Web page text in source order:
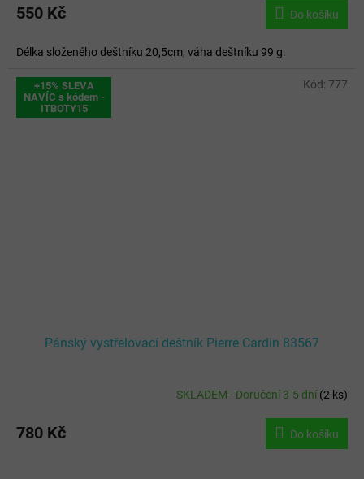
produktu
je
z
hvězdiček.
550 Kč Do košíku
Délka složeného deštníku 20,5cm, váha deštníku 99 g.
+15% SLEVA
NAVÍC s kódem -
ITBOTY15
Pánský vystřelovací deštník Pierre Cardin 83567
SKLADEM - Doručení 3-5 dní(2 ks)
780 Kč Do košíku
Kód: 777